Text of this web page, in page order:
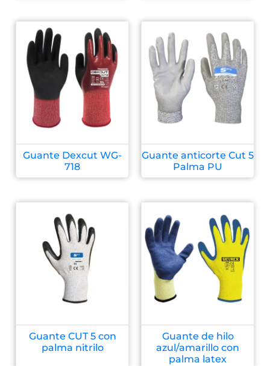
Guante Dexcut WG-
718
Guante anticorte Cut 5
Palma PU
Guante CUT 5 con
palma nitrilo
Guante de hilo
azul/amarillo con
palma latex